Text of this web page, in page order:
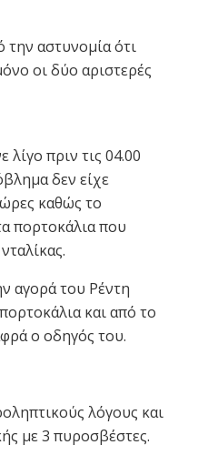
την αστυνομία ότι
οι δύο αριστερές
λίγο πριν τις 04.00
δεν είχε
ώρες καθώς το
πορτοκάλια που
αγορά του Ρέντη
και από το
ο οδηγός του.
λόγους και
με 3 πυροσβέστες.